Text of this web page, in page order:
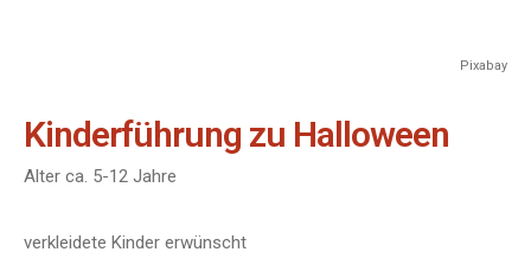
Pixabay
Kinderführung zu Halloween
Alter ca. 5-12 Jahre
verkleidete Kinder erwünscht